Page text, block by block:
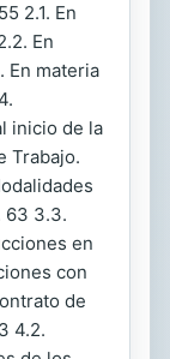
2.1. En
En
En materia
inicio de la
Trabajo.
63 3.3.
en
con
de
4.2.